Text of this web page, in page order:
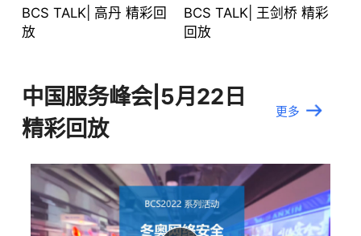
BCS TALK| 高丹 精彩回
放
BCS TALK| 王剑桥 精彩
回放
中国服务峰会|5月22日
精彩回放
更多